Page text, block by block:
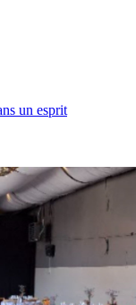
un esprit